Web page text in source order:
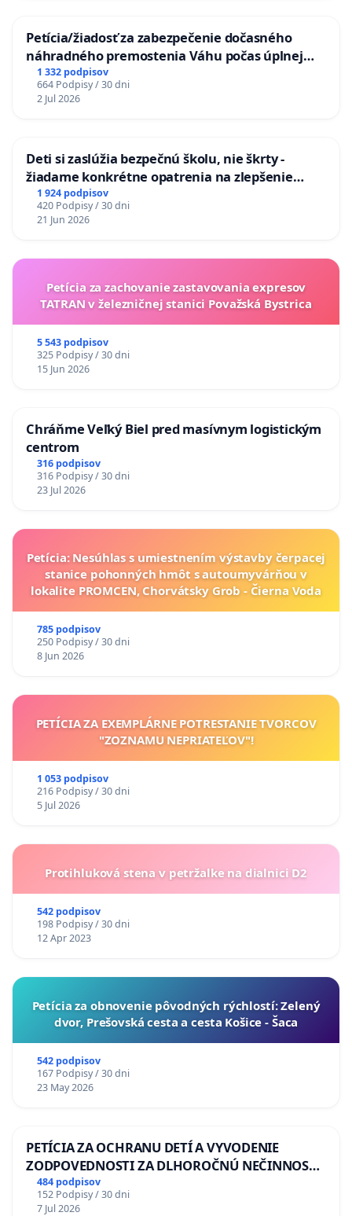
Petícia/žiadosť za zabezpečenie dočasného
náhradného premostenia Váhu počas úplnej
uzávery Vážskeho mosta v Komárne
1 332 podpisov
664 Podpisy / 30 dni
2 Jul 2026
Deti si zaslúžia bezpečnú školu, nie škrty -
žiadame konkrétne opatrenia na zlepšenie
situácie v školstve
1 924 podpisov
420 Podpisy / 30 dni
21 Jun 2026
Petícia za zachovanie zastavovania expresov
TATRAN v železničnej stanici Považská Bystrica
5 543 podpisov
325 Podpisy / 30 dni
15 Jun 2026
Chráňme Veľký Biel pred masívnym logistickým
centrom
316 podpisov
316 Podpisy / 30 dni
23 Jul 2026
Petícia: Nesúhlas s umiestnením výstavby čerpacej
stanice pohonných hmôt s autoumyvárňou v
lokalite PROMCEN, Chorvátsky Grob - Čierna Voda
785 podpisov
250 Podpisy / 30 dni
8 Jun 2026
PETÍCIA ZA EXEMPLÁRNE POTRESTANIE TVORCOV
"ZOZNAMU NEPRIATEĽOV"!
1 053 podpisov
216 Podpisy / 30 dni
5 Jul 2026
Protihluková stena v petržalke na dialnici D2
542 podpisov
198 Podpisy / 30 dni
12 Apr 2023
​Petícia za obnovenie pôvodných rýchlostí: Zelený
dvor, Prešovská cesta a cesta Košice - Šaca
542 podpisov
167 Podpisy / 30 dni
23 May 2026
PETÍCIA ZA OCHRANU DETÍ A VYVODENIE
ZODPOVEDNOSTI ZA DLHOROČNÚ NEČINNOSŤ
A ZLYHANIE ŠTÁTU
484 podpisov
152 Podpisy / 30 dni
7 Jul 2026